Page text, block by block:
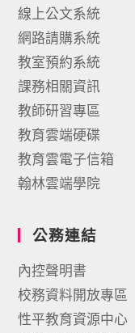
線上公文系統
網路請購系統
教室預約系統
課務相關資訊
教師研習專區
教育雲端硬碟
教育雲電子信箱
翰林雲端學院
公務連結
內控聲明書
校務資料開放專區
性平教育資源中心